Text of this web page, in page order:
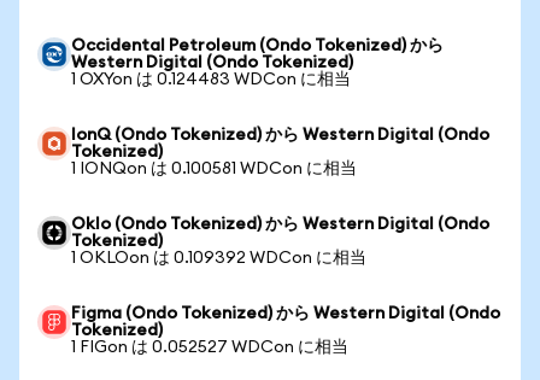
Occidental Petroleum (Ondo Tokenized) から
Western Digital (Ondo Tokenized)
1 OXYon は 0.124483 WDCon に相当
IonQ (Ondo Tokenized) から Western Digital (Ondo
Tokenized)
1 IONQon は 0.100581 WDCon に相当
Oklo (Ondo Tokenized) から Western Digital (Ondo
Tokenized)
1 OKLOon は 0.109392 WDCon に相当
Figma (Ondo Tokenized) から Western Digital (Ondo
Tokenized)
1 FIGon は 0.052527 WDCon に相当